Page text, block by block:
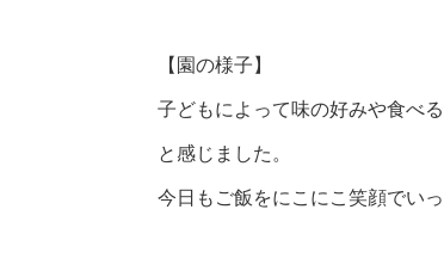
【園の様子】
子どもによって味の好みや食べ
と感じました。
今日もご飯をにこにこ笑顔でい